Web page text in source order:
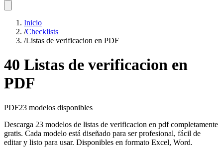
Inicio
/Checklists
/Listas de verificacion en PDF
40 Listas de verificacion en
PDF
PDF23 modelos disponibles
Descarga 23 modelos de listas de verificacion en pdf completamente
gratis. Cada modelo está diseñado para ser profesional, fácil de
editar y listo para usar. Disponibles en formato Excel, Word.